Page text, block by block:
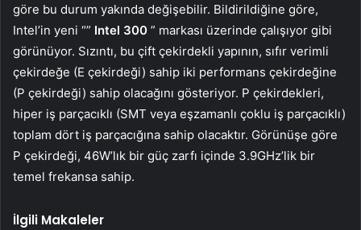
göre bu durum yakında değişebilir. Bildirildiğine göre,
Intel’in yeni “” Intel 300 ” markası üzerinde çalışıyor gibi
görünüyor. Sızıntı, bu çift çekirdekli yapının, sıfır verimli
çekirdeğe (E çekirdeği) sahip iki performans çekirdeğine
(P çekirdeği) sahip olacağını gösteriyor. P çekirdekleri,
hiper iş parçacıklı (SMT veya eşzamanlı çoklu iş parçacıklı)
toplam dört iş parçacığına sahip olacaktır. Görünüşe göre
P çekirdeği, 46W’lık bir güç zarfı içinde 3.9GHz’lik bir
temel frekansa sahip.
İlgili Makaleler